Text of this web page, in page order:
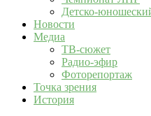
Детско-
Новости
Медиа
ТВ-сюжет
Радио-эфир
Фоторепортаж
Точка зрения
История